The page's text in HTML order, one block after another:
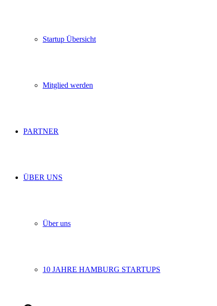
Startup Übersicht
Mitglied werden
PARTNER
ÜBER UNS
Über uns
10 JAHRE HAMBURG STARTUPS